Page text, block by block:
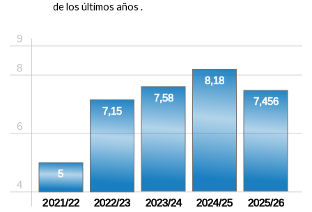
de los últimos años .
9
4
6
8
5
7,15
7,58
8,18
7,456
2021/22 2022/23 2023/24 2024/25 2025/26